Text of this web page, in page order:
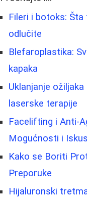
Fileri i botoks:
odlučite
Blefaroplastika:
kapaka
Uklanjanje
laserske terapije
Facelifting i Anti-
Mogućnosti i
Kako se Boriti
Preporuke
Hijaluronski